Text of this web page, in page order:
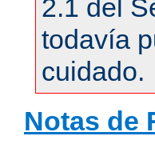
2.1 del
todavía
cuidado.
Notas de